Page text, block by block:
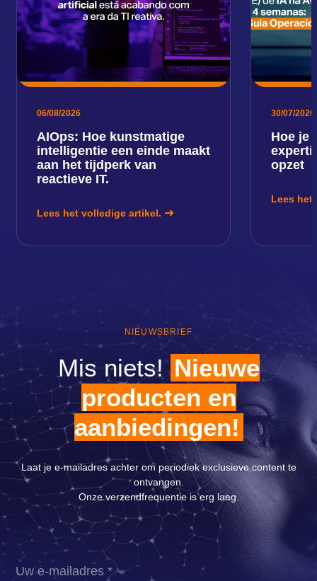
06/08/2026
AIOps: Hoe kunstmatige
intelligentie een einde maakt
aan het tijdperk van
reactieve IT.
Lees het volledige artikel.
30/07/2026
Hoe je
opzet
Lees het
NIEUWSBRIEF
Mis niets!Nieuwe
producten en
aanbiedingen!
Laat je e-mailadres achter om periodiek exclusieve content te
ontvangen.
Onze verzendfrequentie is erg laag.